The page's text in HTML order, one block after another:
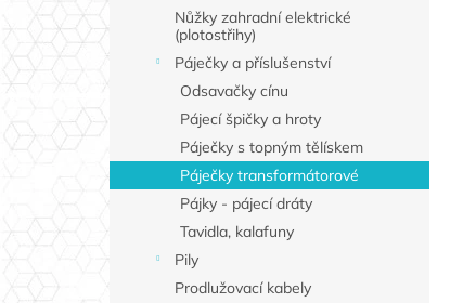
Nůžky zahradní elektrické
(plotostřihy)
Páječky a příslušenství
Odsavačky cínu
Pájecí špičky a hroty
Páječky s topným tělískem
Páječky transformátorové
Pájky - pájecí dráty
Tavidla, kalafuny
Pily
Prodlužovací kabely